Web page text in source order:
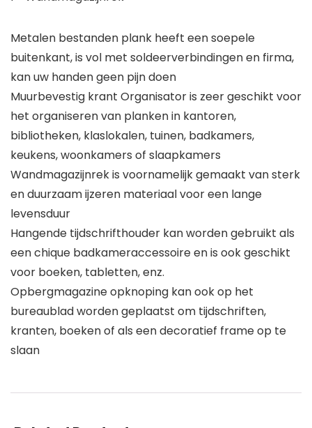
Metalen bestanden plank heeft een soepele
buitenkant, is vol met soldeerverbindingen en firma,
kan uw handen geen pijn doen
Muurbevestig krant Organisator is zeer geschikt voor
het organiseren van planken in kantoren,
bibliotheken, klaslokalen, tuinen, badkamers,
keukens, woonkamers of slaapkamers
Wandmagazijnrek is voornamelijk gemaakt van sterk
en duurzaam ijzeren materiaal voor een lange
levensduur
Hangende tijdschrifthouder kan worden gebruikt als
een chique badkameraccessoire en is ook geschikt
voor boeken, tabletten, enz.
Opbergmagazine opknoping kan ook op het
bureaublad worden geplaatst om tijdschriften,
kranten, boeken of als een decoratief frame op te
slaan